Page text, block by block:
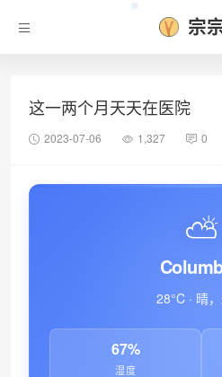
宗
这一两个月天天在医院
2023-07-06 1,327 0
⛅
28°C · 晴
67%
湿度